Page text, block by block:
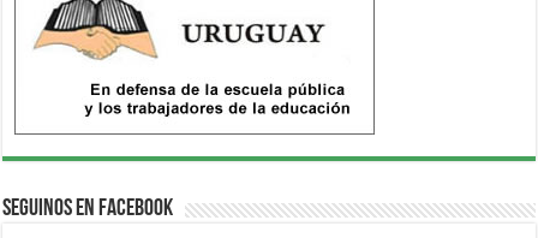
Seguinos en Facebook